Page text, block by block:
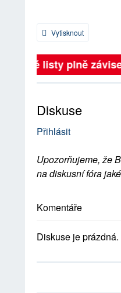
Vytisknout
Britské listy plně
Diskuse
Přihlásit
Upozorňujeme, že
na diskusní fóra
Komentáře
Diskuse je prázdná.